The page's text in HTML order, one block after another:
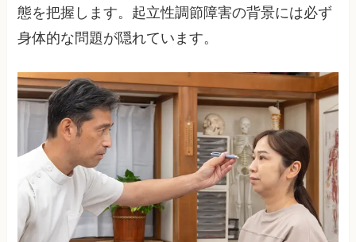
態を把握します。起立性調節障害の背景には必ず
身体的な問題が隠れています。